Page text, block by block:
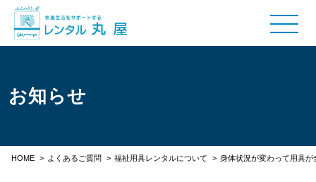
お知らせ
HOME > よくあるご質問 > 福祉用具レンタルについて > 身体状況が変わって用具